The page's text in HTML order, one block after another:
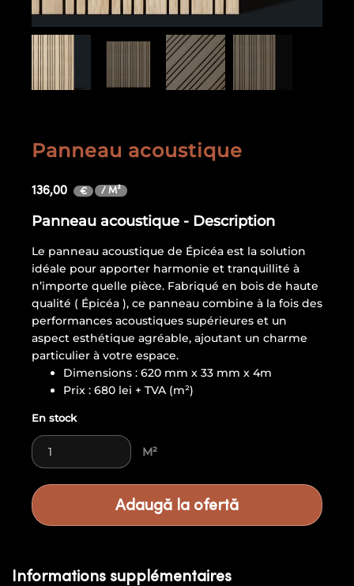
Panneau acoustique
136,00 € / M²
Panneau acoustique - Description
Le panneau acoustique de Épicéa est la solution
idéale pour apporter harmonie et tranquillité à
n’importe quelle pièce. Fabriqué en bois de haute
qualité ( Épicéa ), ce panneau combine à la fois des
performances acoustiques supérieures et un
aspect esthétique agréable, ajoutant un charme
particulier à votre espace.
Dimensions : 620 mm x 33 mm x 4m
Prix : 680 lei + TVA (m²)
En stock
Panneau acoustique quantity
M²
Adaugă la ofertă
Informations supplémentaires